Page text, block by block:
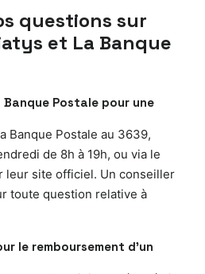
questions sur
et La Banque
Postale pour une
Banque Postale au 3639,
de 8h à 19h, ou via le
leur site officiel. Un conseiller
toute question relative à
le remboursement d’un